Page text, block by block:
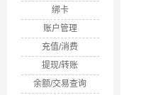
绑卡
账户管理
充值/消费
提现/转账
余额/交易查询